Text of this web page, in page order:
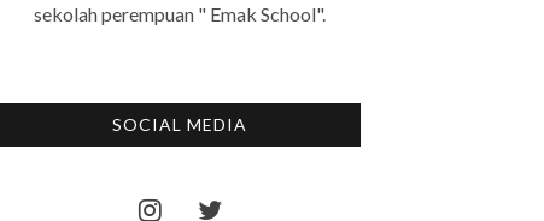
sekolah perempuan " Emak School".
SOCIAL MEDIA